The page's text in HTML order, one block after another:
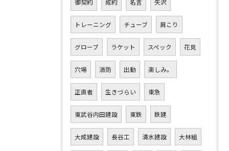
御契約 成約 名言 矢沢
トレーニング チューブ 肩こり
グローブ ラケット スペック 花見
穴場 消防 出動 楽しみ。
正直者 生きづらい 東急
東武谷内田建設 東鉄 鉄建
大成建設 長谷工 清水建設 大林組